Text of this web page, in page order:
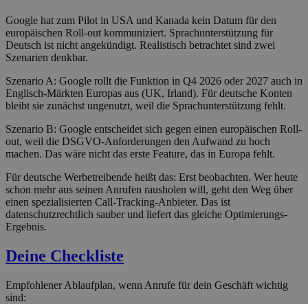
Google hat zum Pilot in USA und Kanada kein Datum für den
europäischen Roll-out kommuniziert. Sprachunterstützung für
Deutsch ist nicht angekündigt. Realistisch betrachtet sind zwei
Szenarien denkbar.
Szenario A: Google rollt die Funktion in Q4 2026 oder 2027 auch in
Englisch-Märkten Europas aus (UK, Irland). Für deutsche Konten
bleibt sie zunächst ungenutzt, weil die Sprachunterstützung fehlt.
Szenario B: Google entscheidet sich gegen einen europäischen Roll-
out, weil die DSGVO-Anforderungen den Aufwand zu hoch
machen. Das wäre nicht das erste Feature, das in Europa fehlt.
Für deutsche Werbetreibende heißt das: Erst beobachten. Wer heute
schon mehr aus seinen Anrufen rausholen will, geht den Weg über
einen spezialisierten Call-Tracking-Anbieter. Das ist
datenschutzrechtlich sauber und liefert das gleiche Optimierungs-
Ergebnis.
Deine Checkliste
Empfohlener Ablaufplan, wenn Anrufe für dein Geschäft wichtig
sind: